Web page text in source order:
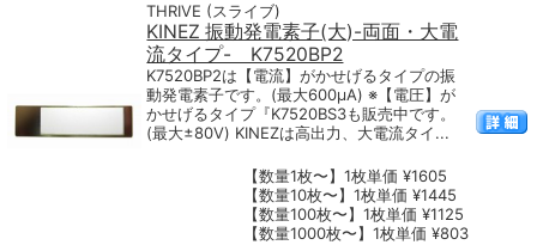
THRIVE (スライブ)
KINEZ 振動発電素子(大)-両面・大電
流タイプ- K7520BP2
K7520BP2は【電流】がかせげるタイプの振
動発電素子です。(最大600μA) ※【電圧】が
かせげるタイプ『K7520BS3も販売中です。
(最大±80V) KINEZは高出力、大電流タイ...
【数量1枚〜】1枚単価 ¥1605
【数量10枚〜】1枚単価 ¥1445
【数量100枚〜】1枚単価 ¥1125
【数量1000枚〜】1枚単価 ¥803